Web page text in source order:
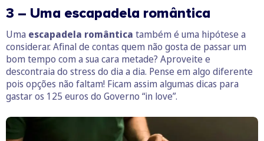
3 – Uma escapadela romântica
Uma escapadela romântica também é uma hipótese a
considerar. Afinal de contas quem não gosta de passar um
bom tempo com a sua cara metade? Aproveite e
descontraia do stress do dia a dia. Pense em algo diferente
pois opções não faltam! Ficam assim algumas dicas para
gastar os 125 euros do Governo “in love”.